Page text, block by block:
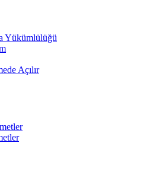
Yükümlülüğü
Açılır